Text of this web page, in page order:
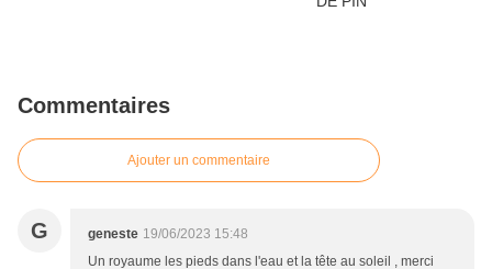
Commentaires
Ajouter un commentaire
G geneste 19/06/2023 15:48
Un royaume les pieds dans l'eau et la tête au soleil , merci